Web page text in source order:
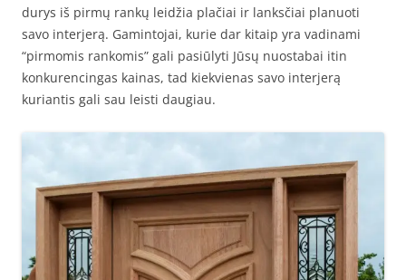
durys iš pirmų rankų leidžia plačiai ir lanksčiai planuoti
savo interjerą. Gamintojai, kurie dar kitaip yra vadinami
“pirmomis rankomis” gali pasiūlyti Jūsų nuostabai itin
konkurencingas kainas, tad kiekvienas savo interjerą
kuriantis gali sau leisti daugiau.